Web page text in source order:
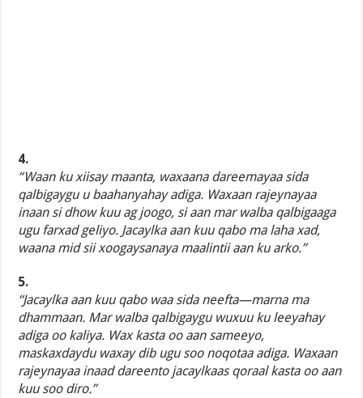
4.
“Waan ku xiisay maanta, waxaana dareemayaa sida
qalbigaygu u baahanyahay adiga. Waxaan rajeynayaa
inaan si dhow kuu ag joogo, si aan mar walba qalbigaaga
ugu farxad geliyo. Jacaylka aan kuu qabo ma laha xad,
waana mid sii xoogaysanaya maalintii aan ku arko.”
5.
“Jacaylka aan kuu qabo waa sida neefta—marna ma
dhammaan. Mar walba qalbigaygu wuxuu ku leeyahay
adiga oo kaliya. Wax kasta oo aan sameeyo,
maskaxdaydu waxay dib ugu soo noqotaa adiga. Waxaan
rajeynayaa inaad dareento jacaylkaas qoraal kasta oo aan
kuu soo diro.”